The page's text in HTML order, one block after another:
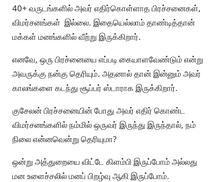
40+ வருடங்களில் அவர் எதிர்கொள்ளாத பிரச்சனைகள்,
விமர்சனங்கள் இல்லை. இதையெல்லாம் தாண்டித்தான்
மக்கள் மனங்களில் வீற்று இருக்கிறார்.
எனவே, ஒரு பிரச்னையை எப்படி கையாளவேண்டும் என்று
அவருக்கு நன்கு தெரியும். அதனால் தான் இன்னும் அவர்
காலங்களை கடந்து சூப்பர் ஸ்டாராக இருக்கிறார்.
குசேலன் பிரச்சனையின் போது அவர் எதிர் கொண்ட
விமர்சனங்களில் நம்மில் ஒருவர் இருந்து இருந்தால், நம்
நிலை என்னவென்று தெரியுமா?
ஒன்று அத்துறையை விட்டே கிளம்பி இருப்போம் அல்லது
மன உளைச்சலில் மனப் பிறழ்வு ஆகி இருப்போம்.